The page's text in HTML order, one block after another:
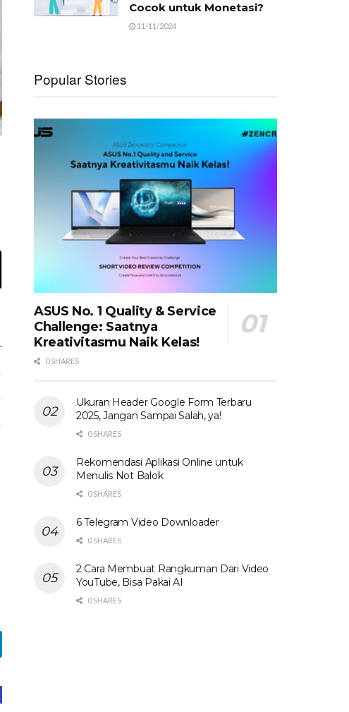
Cocok untuk Monetasi?
11/11/2024
Popular Stories
ASUS No. 1 Quality & Service
Challenge: Saatnya
Kreativitasmu Naik Kelas!
0 SHARES
Ukuran Header Google Form Terbaru
2025, Jangan Sampai Salah, ya!
0 SHARES
Rekomendasi Aplikasi Online untuk
Menulis Not Balok
0 SHARES
6 Telegram Video Downloader
0 SHARES
2 Cara Membuat Rangkuman Dari Video
YouTube, Bisa Pakai AI
0 SHARES